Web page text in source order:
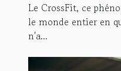
Le CrossFit, ce
le monde entier en
n'a...